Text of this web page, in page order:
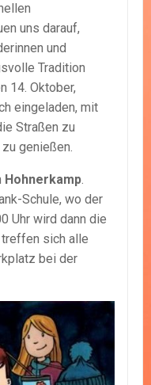
uns darauf,
und
Tradition
14. Oktober,
eingeladen, mit
Straßen zu
genießen.
Hohnerkamp.
Schule, wo der
Uhr wird dann die
sich alle
bei der